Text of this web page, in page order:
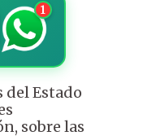
1
del Estado
sobre las